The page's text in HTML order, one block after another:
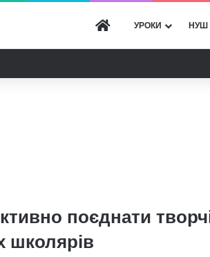
ГОЛОВНА
УРОКИ НУШ
поєднати
школярів